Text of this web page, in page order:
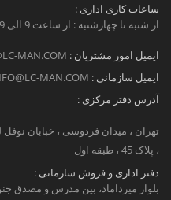
ساعات کاری اداری :
از شنبه تا چهارشنبه : از ساعت 9 الی 19
ایمیل امور مشتریان : MAN.COM
ایمیل سازمانی : MAN.COM
آدرس دفتر مرکزی :
تهران ، میدان فردوسی ، خبابان
، پلاک 45 ، طبقه اول
دفتر اداری و فروش سازمانی :
بلوار میرداماد، بین مدرس و مصدق جنوبی پلاک